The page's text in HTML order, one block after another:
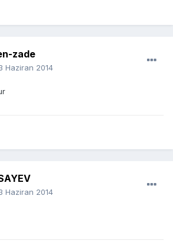
zade
Haziran 2014
Haziran 2014